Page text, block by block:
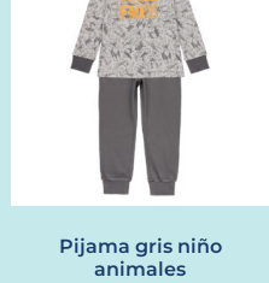
Pijama gris niño
animales